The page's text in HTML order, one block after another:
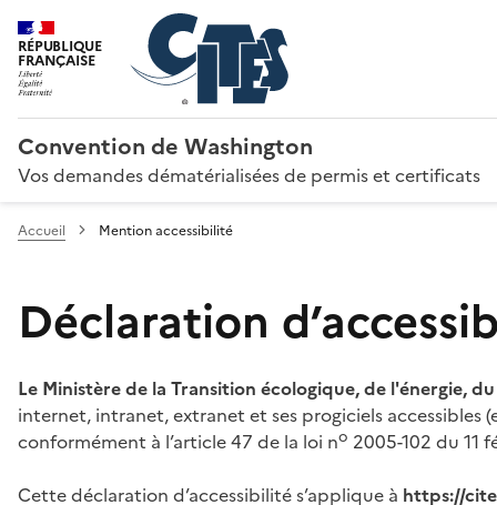
RÉPUBLIQUE
FRANÇAISE
Convention de Washington
Vos demandes dématérialisées de permis et certificats
Accueil Mention accessibilité
Déclaration
Le Ministère de la Transition écologique, de l'énergie,
internet, intranet, extranet et ses progiciels
conformément à l’article 47 de la loi no 2005-102 du 11
Cette déclaration d’accessibilité s’applique à https://